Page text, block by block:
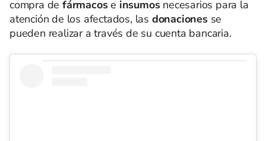
compra defármacose insumos necesarios para la
atención de los afectados, las donaciones se
pueden realizar a través de su cuenta bancaria.